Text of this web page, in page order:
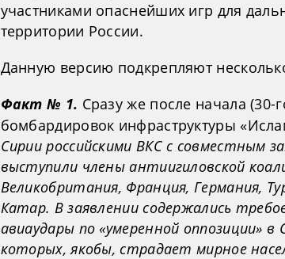
участниками опаснейших игр для
территории России.
Данную версию подкрепляют
Факт № 1. Сразу же после начала (30-
бомбардировок инфраструктуры
Сирии российскими ВКС с совместным
выступили члены антиигиловской
Великобритания, Франция, Германия,
Катар. В заявлении содержались
авиаудары по «умеренной оппозиции»
которых, якобы, страдает мирное